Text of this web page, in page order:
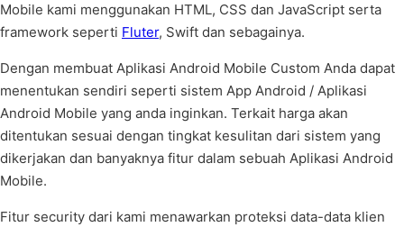
Mobile kami menggunakan HTML, CSS dan JavaScript serta
framework seperti Fluter, Swift dan sebagainya.
Dengan membuat Aplikasi Android Mobile Custom Anda dapat
menentukan sendiri seperti sistem App Android / Aplikasi
Android Mobile yang anda inginkan. Terkait harga akan
ditentukan sesuai dengan tingkat kesulitan dari sistem yang
dikerjakan dan banyaknya fitur dalam sebuah Aplikasi Android
Mobile.
Fitur security dari kami menawarkan proteksi data-data klien